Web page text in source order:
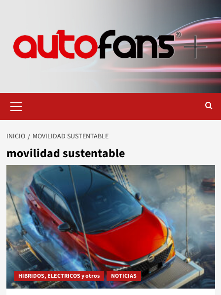
primario
INICIO MOVILIDAD SUSTENTABLE
movilidad sustentable
HIBRIDOS, ELECTRICOS y otros NOTICIAS